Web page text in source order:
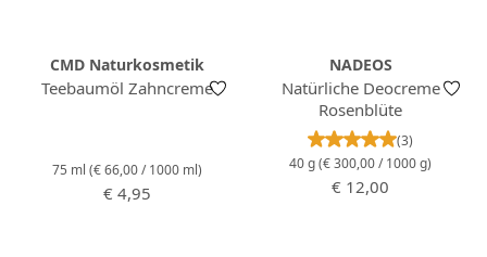
CMD Naturkosmetik
Teebaumöl Zahncreme
75 ml (€ 66,00 / 1000 ml)
Regulärer Preis:
€ 4,95
NADEOS
Natürliche Deocreme
Rosenblüte
(3)
40 g(€ 300,00 / 1000 g)
Regulärer Preis:
€ 12,00